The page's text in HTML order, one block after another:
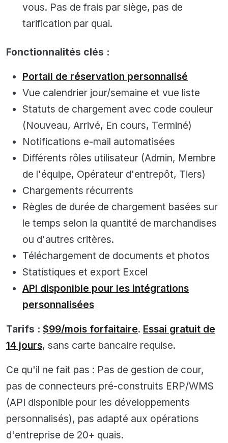
vous. Pas de frais par siège, pas de
tarification par quai.
Fonctionnalités clés :
Portail de réservation personnalisé
Vue calendrier jour/semaine et vue liste
Statuts de chargement avec code couleur
(Nouveau, Arrivé, En cours, Terminé)
Notifications e-mail automatisées
Différents rôles utilisateur (Admin, Membre
de l'équipe, Opérateur d'entrepôt, Tiers)
Chargements récurrents
Règles de durée de chargement basées sur
le temps selon la quantité de marchandises
ou d'autres critères.
Téléchargement de documents et photos
Statistiques et export Excel
API disponible pour les intégrations
personnalisées
Tarifs : $99/mois forfaitaire. Essai gratuit de
14 jours, sans carte bancaire requise.
Ce qu'il ne fait pas : Pas de gestion de cour,
pas de connecteurs pré-construits ERP/WMS
(API disponible pour les développements
personnalisés), pas adapté aux opérations
d'entreprise de 20+ quais.